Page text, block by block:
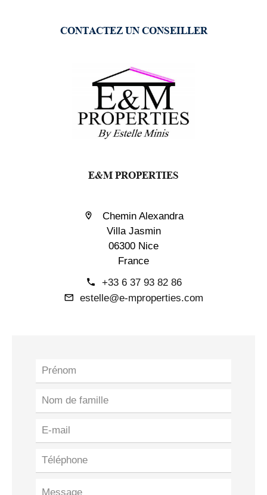
CONTACTEZ UN CONSEILLER
E&M PROPERTIES
Chemin Alexandra
Villa Jasmin
06300 Nice
France
+33 6 37 93 82 86
estelle@e-mproperties.com